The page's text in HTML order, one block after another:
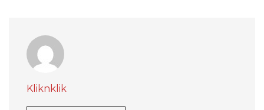
Kliknklik